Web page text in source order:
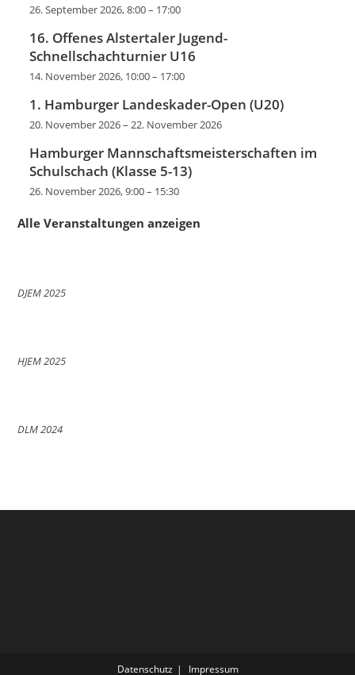
26. September 2026, 8:00– 17:00
16. Offenes Alstertaler Jugend-
Schnellschachturnier U16
14. November 2026, 10:00– 17:00
1. Hamburger Landeskader-Open (U20)
20. November 2026–22. November 2026
Hamburger Mannschaftsmeisterschaften im
Schulschach (Klasse 5-13)
26. November 2026, 9:00– 15:30
Alle Veranstaltungen anzeigen
DJEM 2025
HJEM 2025
DLM 2024
Datenschutz Impressum